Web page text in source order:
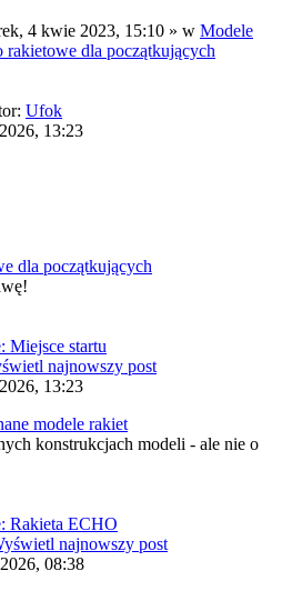
4 kwie 2023, 15:10 » w Modele
rakietowe dla początkujących
Ufok
13:23
dla początkujących
Miejsce startu
najnowszy post
13:23
modele rakiet
konstrukcjach modeli - ale nie o
Rakieta ECHO
najnowszy post
08:38